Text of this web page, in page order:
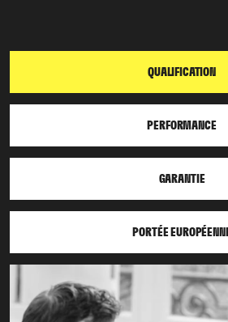
QUALIFICATION
PERFORMANCE
GARANTIE
PORTÉE